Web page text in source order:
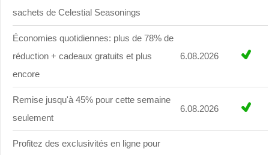
sachets de Celestial Seasonings
Économies quotidiennes: plus de 78% de
réduction + cadeaux gratuits et plus
encore
6.08.2026
Remise jusqu'à 45% pour cette semaine
seulement
6.08.2026
Profitez des exclusivités en ligne pour